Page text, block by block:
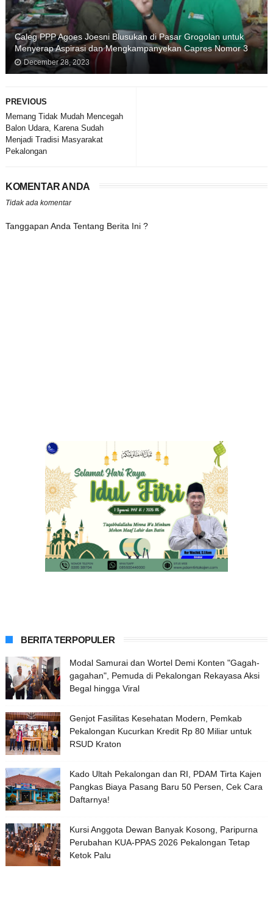
Caleg PPP Agoes Joesni Blusukan di Pasar Grogolan untuk
Menyerap Aspirasi dan Mengkampanyekan Capres Nomor 3
December 28, 2023
PREVIOUS
Memang Tidak Mudah Mencegah
Balon Udara, Karena Sudah
Menjadi Tradisi Masyarakat
Pekalongan
KOMENTAR ANDA
Tidak ada komentar
Tanggapan Anda Tentang Berita Ini ?
BERITA TERPOPULER
Modal Samurai dan Wortel Demi Konten "Gagah-
gagahan", Pemuda di Pekalongan Rekayasa Aksi
Begal hingga Viral
Genjot Fasilitas Kesehatan Modern, Pemkab
Pekalongan Kucurkan Kredit Rp 80 Miliar untuk
RSUD Kraton
Kado Ultah Pekalongan dan RI, PDAM Tirta Kajen
Pangkas Biaya Pasang Baru 50 Persen, Cek Cara
Daftarnya!
Kursi Anggota Dewan Banyak Kosong, Paripurna
Perubahan KUA-PPAS 2026 Pekalongan Tetap
Ketok Palu